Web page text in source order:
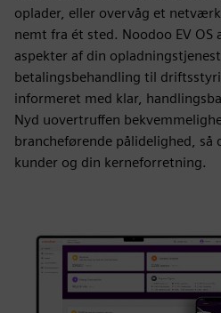
oplader, eller overvåg et
nemt fra ét sted. Noodoo EV OS
aspekter af din
betalingsbehandling til
informeret med klar,
Nyd uovertruffen
brancheførende pålidelighed, så
kunder og din kerneforretning.